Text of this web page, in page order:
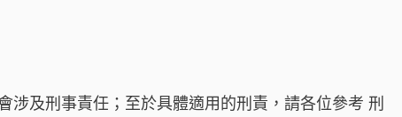
及刑事責任；至於具體適用的刑責，請各位參考 刑